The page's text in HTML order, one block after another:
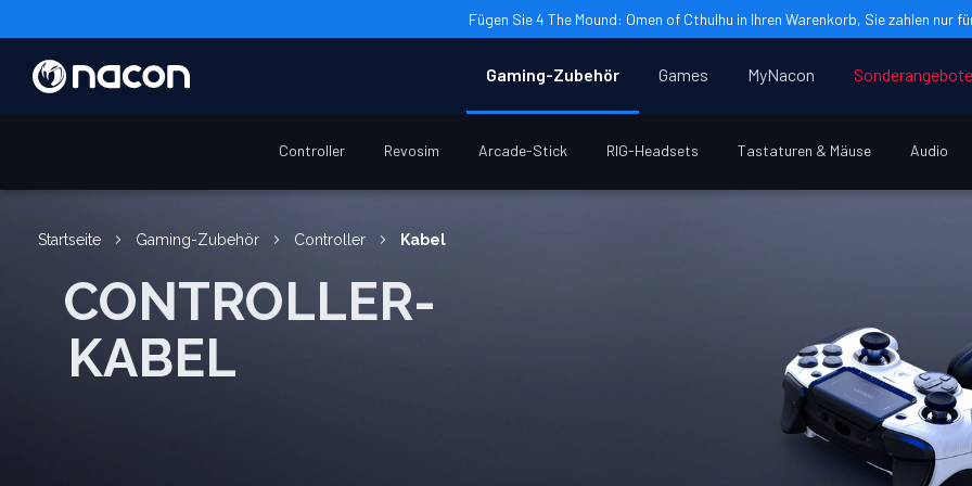
Fügen Sie 4 The Mound: Omen of Cthulhu in Ihren Warenkorb, Sie zahlen nur
Gaming-Zubehör
Controller Revosim Arcade-Stick RIG-Headsets Tastaturen & Mäuse Audio
Games MyNacon Sonderangebote
Startseite Gaming-Zubehör Controller Kabel
CONTROLLER-
KABEL